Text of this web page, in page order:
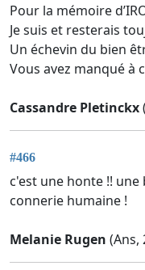
Pour la mémoire
Je suis et resterais
Un échevin du bien
Vous avez manqué à
Cassandre Pletinckx
#466
c'est une honte !!
connerie humaine !
Melanie Rugen (Ans,